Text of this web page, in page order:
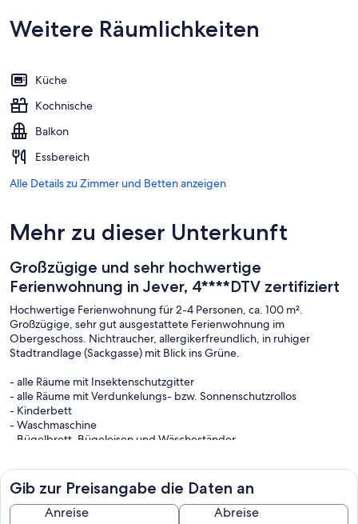
Weitere Räumlichkeiten
Küche
Kochnische
Balkon
Essbereich
Alle Details zu Zimmer und Betten anzeigen
Mehr zu dieser Unterkunft
Großzügige und sehr hochwertige
Ferienwohnung in Jever, 4****DTV zertifiziert
Hochwertige Ferienwohnung für 2-4 Personen, ca. 100 m².
Großzügige, sehr gut ausgestattete Ferienwohnung im
Obergeschoss. Nichtraucher, allergikerfreundlich, in ruhiger
Stadtrandlage (Sackgasse) mit Blick ins Grüne.
- alle Räume mit Insektenschutzgitter
- alle Räume mit Verdunkelungs- bzw. Sonnenschutzrollos
- Kinderbett
- Waschmaschine
- Bügelbrett, Bügeleisen und Wäscheständer
- Einkaufsmöglichkeiten einschl. Bäcker und Metzger in der Nähe
- PKW-Einstellplatz
- Eine abschließbare Doppelgarage steht Ihnen für
Fahrräder, E-Bikes und PKW auf Anfrage zur
Gib zur Preisangabe die Daten an
Anreise Abreise